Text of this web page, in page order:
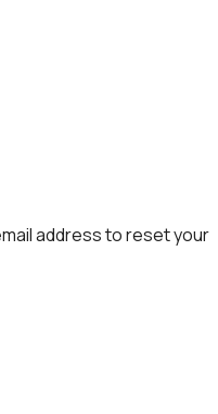
address to reset your